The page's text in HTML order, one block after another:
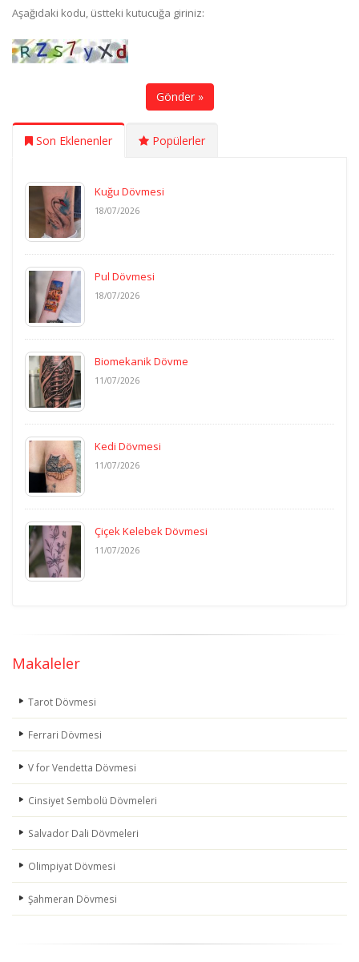
Aşağıdaki kodu, üstteki kutucuğa giriniz:
Gönder »
Son Eklenenler Popülerler
Kuğu Dövmesi
18/07/2026
Pul Dövmesi
18/07/2026
Biomekanik Dövme
11/07/2026
Kedi Dövmesi
11/07/2026
Çiçek Kelebek Dövmesi
11/07/2026
Makaleler
Tarot Dövmesi
Ferrari Dövmesi
V for Vendetta Dövmesi
Cinsiyet Sembolü Dövmeleri
Salvador Dali Dövmeleri
Olimpiyat Dövmesi
Şahmeran Dövmesi